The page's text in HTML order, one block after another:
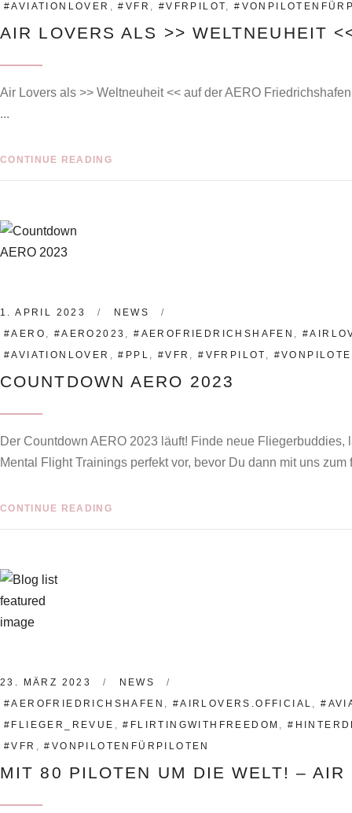
#AVIATIONLOVER ,#VFR , #VFRPILOT,
AIR LOVERS ALS >> WELTNEUHEIT
Air Lovers als >> Weltneuheit << auf der AERO
CONTINUE READING
1. APRIL 2023
NEWS
#AERO , #AERO2023 ,#AEROFRIEDRICHSHAFEN ,
#AVIATIONLOVER ,#PPL , #VFR ,#VFRPILOT ,
COUNTDOWN AERO 2023
Der Countdown AERO 2023 läuft! Finde neue
Mental Flight Trainings perfekt vor, bevor Du dann mit uns
CONTINUE READING
23. MÄRZ 2023
NEWS
#AEROFRIEDRICHSHAFEN , #AIRLOVERS.OFFICIAL ,
#FLIEGER_REVUE ,#FLIRTINGWITHFREEDOM ,
#VFR ,#VONPILOTENFÜRPILOTEN
MIT 80 PILOTEN UM DIE WELT! –